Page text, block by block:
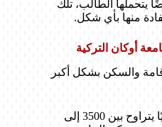
يتحملها الطالب، تلك
منها بأي شكل.
أوكان التركية
والسكن بشكل أكبر
يحتاج الطالب إلى مبلغًا سنويًا يتراوح بين 3500 إلى